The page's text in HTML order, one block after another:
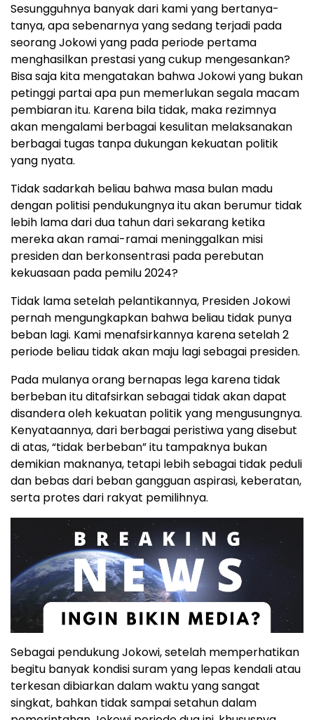
Sesungguhnya banyak dari kami yang bertanya-
tanya, apa sebenarnya yang sedang terjadi pada
seorang Jokowi yang pada periode pertama
menghasilkan prestasi yang cukup mengesankan?
Bisa saja kita mengatakan bahwa Jokowi yang bukan
petinggi partai apa pun memerlukan segala macam
pembiaran itu. Karena bila tidak, maka rezimnya
akan mengalami berbagai kesulitan melaksanakan
berbagai tugas tanpa dukungan kekuatan politik
yang nyata.
Tidak sadarkah beliau bahwa masa bulan madu
dengan politisi pendukungnya itu akan berumur tidak
lebih lama dari dua tahun dari sekarang ketika
mereka akan ramai-ramai meninggalkan misi
presiden dan berkonsentrasi pada perebutan
kekuasaan pada pemilu 2024?
Tidak lama setelah pelantikannya, Presiden Jokowi
pernah mengungkapkan bahwa beliau tidak punya
beban lagi. Kami menafsirkannya karena setelah 2
periode beliau tidak akan maju lagi sebagai presiden.
Pada mulanya orang bernapas lega karena tidak
berbeban itu ditafsirkan sebagai tidak akan dapat
disandera oleh kekuatan politik yang mengusungnya.
Kenyataannya, dari berbagai peristiwa yang disebut
di atas, “tidak berbeban” itu tampaknya bukan
demikian maknanya, tetapi lebih sebagai tidak peduli
dan bebas dari beban gangguan aspirasi, keberatan,
serta protes dari rakyat pemilihnya.
Sebagai pendukung Jokowi, setelah memperhatikan
begitu banyak kondisi suram yang lepas kendali atau
terkesan dibiarkan dalam waktu yang sangat
singkat, bahkan tidak sampai setahun dalam